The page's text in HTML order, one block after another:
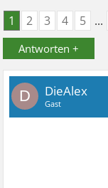
1
2 3 4 5 ...
Antworten +
D DieAlex
Gast